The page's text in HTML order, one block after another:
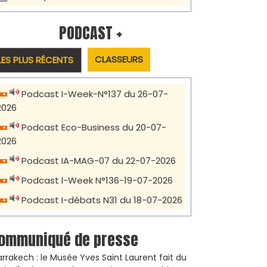
PODCAST +
PLUS RÉCENTS CLASSEURS
Podcast I-Week-N°137 du 26-07-
Podcast Eco-Business du 20-07-
Podcast IA-MAG-07 du 22-07-2026
Podcast I-Week N°136-19-07-2026
Podcast I-débats N31 du 18-07-2026
de presse
: le Musée Yves Saint Laurent fait du